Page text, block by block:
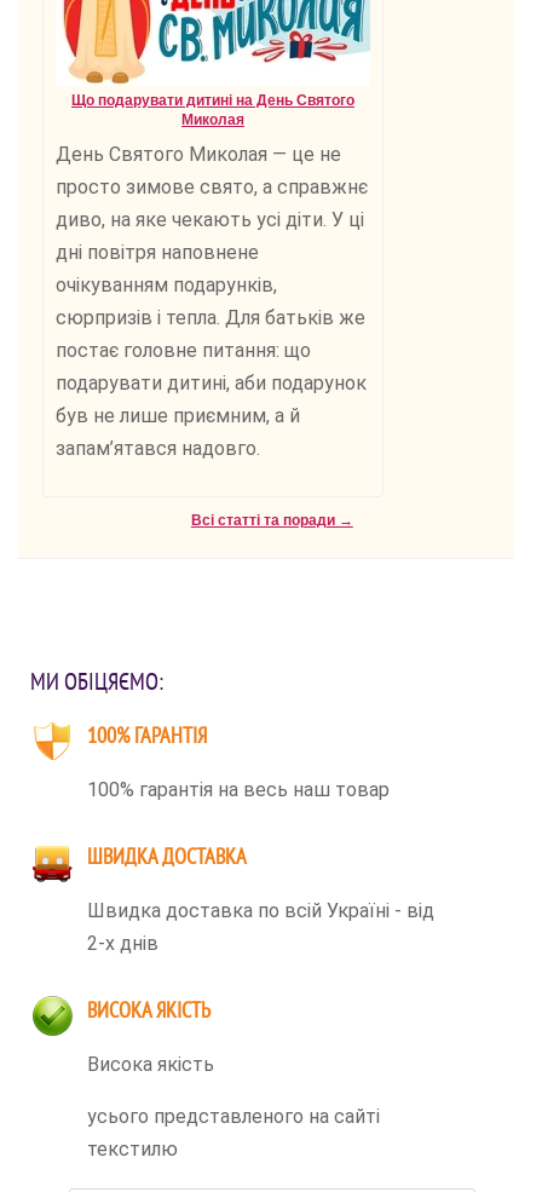
Що подарувати дитині на День Святого
Миколая
День Святого Миколая — це не
просто зимове свято, а справжнє
диво, на яке чекають усі діти. У ці
дні повітря наповнене
очікуванням подарунків,
сюрпризів і тепла. Для батьків же
постає головне питання: що
подарувати дитині, аби подарунок
був не лише приємним, а й
запам’ятався надовго.
Всі статті та поради →
МИ ОБІЦЯЄМО:
100% ГАРАНТІЯ
100% гарантія на весь наш товар
ШВИДКА ДОСТАВКА
Швидка доставка по всій Україні - від
2-х днів
ВИСОКА ЯКІСТЬ
Висока якість
усього представленого на сайті
текстилю